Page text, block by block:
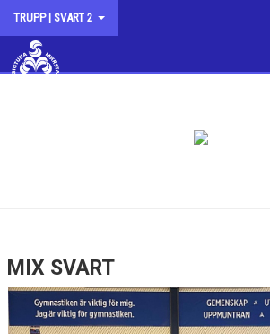
TRUPP | SVART 2
MIX SVART